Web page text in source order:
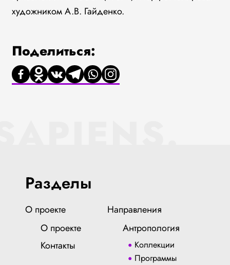
художником А.В. Гайденко.
Поделиться:
Разделы
О проекте
О проекте
Контакты
Направления
Антропология
Коллекции
Программы